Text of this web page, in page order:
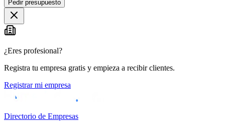
+
−
Pedir presupuesto
¿Eres profesional?
Registra tu empresa gratis y empieza a recibir clientes.
Registrar mi empresa
Directorio de Empresas